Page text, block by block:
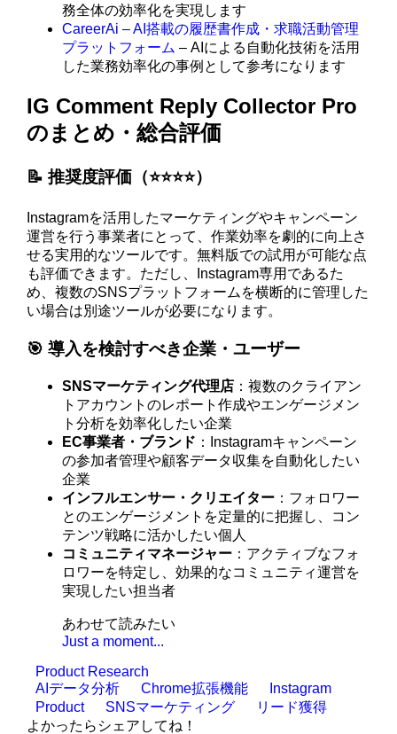
務全体の効率化を実現します
CareerAi – AI搭載の履歴書作成・求職活動管理
プラットフォーム – AIによる自動化技術を活用
した業務効率化の事例として参考になります
IG Comment Reply Collector Pro
のまとめ・総合評価
📝 推奨度評価（⭐️⭐️⭐️⭐️）
Instagramを活用したマーケティングやキャンペーン
運営を行う事業者にとって、作業効率を劇的に向上さ
せる実用的なツールです。無料版での試用が可能な点
も評価できます。ただし、Instagram専用であるた
め、複数のSNSプラットフォームを横断的に管理した
い場合は別途ツールが必要になります。
🎯 導入を検討すべき企業・ユーザー
SNSマーケティング代理店 ：複数のクライアン
トアカウントのレポート作成やエンゲージメン
ト分析を効率化したい企業
EC事業者・ブランド ：Instagramキャンペーン
の参加者管理や顧客データ収集を自動化したい
企業
インフルエンサー・クリエイター ：フォロワー
とのエンゲージメントを定量的に把握し、コン
テンツ戦略に活かしたい個人
コミュニティマネージャー ：アクティブなフォ
ロワーを特定し、効果的なコミュニティ運営を
実現したい担当者
あわせて読みたい
Just a moment...
Product Research
AIデータ分析
Chrome拡張機能
Instagram
Product
SNSマーケティング
リード獲得
よかったらシェアしてね！